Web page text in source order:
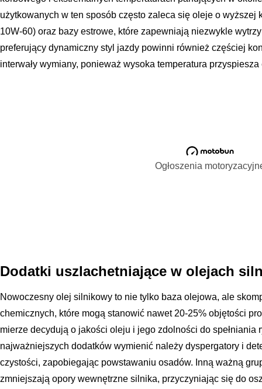
użytkowanych w ten sposób często zaleca się oleje o wyższej
10W-60) oraz bazy estrowe, które zapewniają niezwykle
preferujący dynamiczny styl jazdy powinni również częściej
interwały wymiany, ponieważ wysoka temperatura
Ogłoszenia
Dodatki uszlachetniające w olejach
Nowoczesny olej silnikowy to nie tylko baza olejowa, ale
chemicznych, które mogą stanowić nawet 20-25% objętości
mierze decydują o jakości oleju i jego zdolności do spełniania
najważniejszych dodatków wymienić należy dyspergatory i
czystości, zapobiegając powstawaniu osadów. Inną ważną
zmniejszają opory wewnętrzne silnika, przyczyniając się do